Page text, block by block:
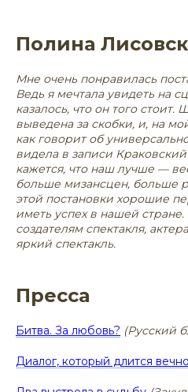
Полина
Мне очень понравилась
Ведь я мечтала увидеть на
казалось, что он того стоит.
выведена за скобки, и, на
как говорит об
видела в записи
кажется, что наш лучше —
больше мизансцен, больше
этой постановки хорошие
иметь успех в нашей
создателям спектакля,
яркий спектакль.
Пресса
Битва. За любовь? (Русский
Диалог, который длится вечно